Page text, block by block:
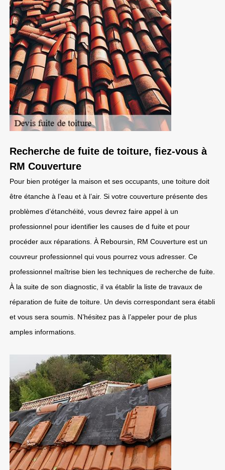
Recherche de fuite de toiture, fiez-vous à
RM Couverture
Pour bien protéger la maison et ses occupants, une toiture doit
être étanche à l’eau et à l’air. Si votre couverture présente des
problèmes d’étanchéité, vous devrez faire appel à un
professionnel pour identifier les causes de d fuite et pour
procéder aux réparations. À Reboursin, RM Couverture est un
couvreur professionnel qui vous pourrez vous adresser. Ce
professionnel maîtrise bien les techniques de recherche de fuite.
À la suite de son diagnostic, il va établir la liste de travaux de
réparation de fuite de toiture. Un devis correspondant sera établi
et vous sera soumis. N’hésitez pas à l’appeler pour de plus
amples informations.